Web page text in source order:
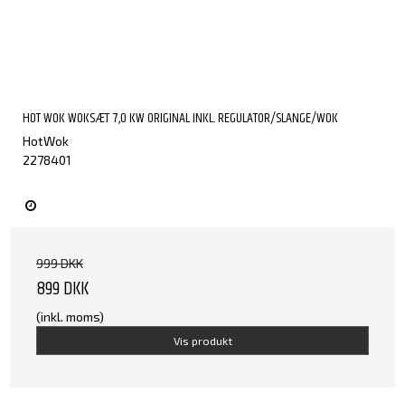
HOT WOK WOKSÆT 7,0 KW ORIGINAL INKL. REGULATOR/SLANGE/WOK
HotWok
2278401
999 DKK
899 DKK
(inkl. moms)
Vis produkt